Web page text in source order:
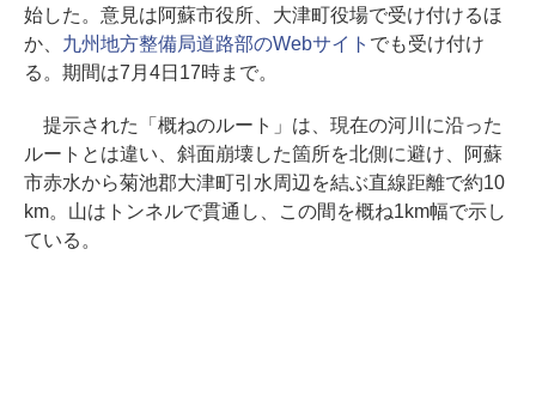
始した。意見は阿蘇市役所、大津町役場で受け付けるほ
か、 九州地方整備局道路部のWebサイト でも受け付け
る。期間は7月4日17時まで。
提示された「概ねのルート」は、現在の河川に沿った
ルートとは違い、斜面崩壊した箇所を北側に避け、阿蘇
市赤水から菊池郡大津町引水周辺を結ぶ直線距離で約10
km。山はトンネルで貫通し、この間を概ね1km幅で示し
ている。